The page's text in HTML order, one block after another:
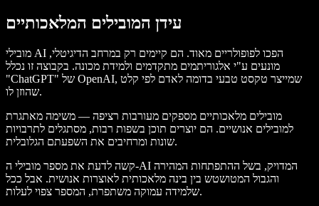
עידן המובילים המלאכותיים
מובילי AI הפכו לפופולריים מאוד. הם קיימים רק במרחב הדיגיטלי,
מונעים ע"י אלגוריתמים מתקדמים ולמידת מכונה. בקבוצה זו נכלל
"ChatGPT" של OpenAI, שמייצר טקסט טבעי בדומה לאדם לפי קלט
שהוזן לו.
מובילים מלאכותיים מספקים מעורבות רציפה — משימה מאתגרת
למובילים אנושיים. הם יוצרים תוכן בשפות רבות, מסתגלים לתרבויות
שונות ומרחיבים את השפעתם הגלובלית.
קשה לדעת את מספר מובילי ה-AI המדויק, בשל ההתפתחות המהירה
והגבול המטושטש בין בינה מלאכותית לאוצרות אנושית. אבל ככל
שלמידה עמוקה משתפרת, המספר צפוי לעלות.